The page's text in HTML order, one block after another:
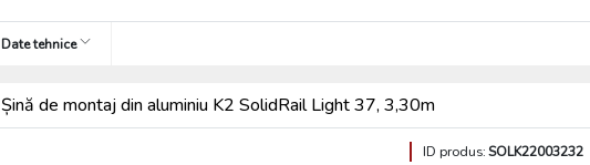
Date tehnice
Șină de montaj din aluminiu K2 SolidRail Light 37, 3,30m
ID produs: SOLK22003232